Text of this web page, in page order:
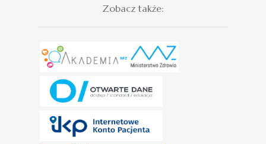
Zobacz także: